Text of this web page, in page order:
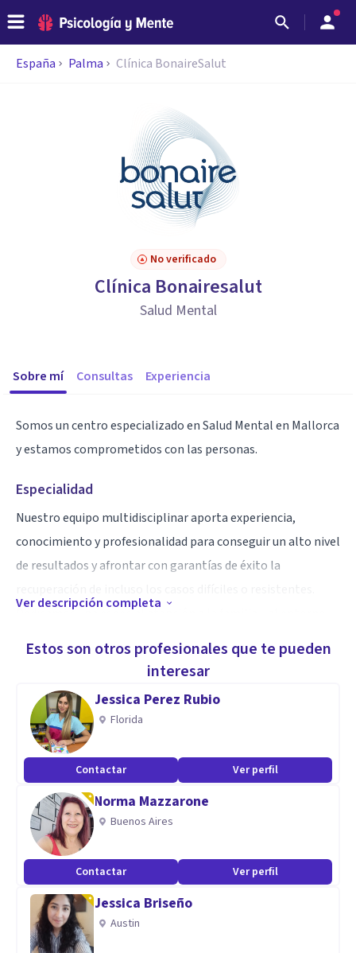
España Palma Clínica BonaireSalut
No verificado
Clínica Bonairesalut
Salud Mental
Sobre mí Consultas Experiencia
Somos un centro especializado en Salud Mental en Mallorca
y estamos comprometidos con las personas.
Especialidad
Nuestro equipo multidisciplinar aporta experiencia,
conocimiento y profesionalidad para conseguir un alto nivel
de resultados y afrontar con garantías de éxito la
Dedicamos una especial atención a la familia y al entorno
Aptitudes
Contamos con un equipo de psiquiatras, psicólogos,
neurología, médicos expertos y enfermería de primer nivel
en sus respectivas áreas, con amplia experiencia en el
Sector Público.
Ver descripción completa
Estos son otros profesionales que te pueden
interesar
Jessica Perez Rubio
Florida
Contactar Ver perfil
Norma Mazzarone
Buenos Aires
Contactar Ver perfil
Jessica Briseño
Austin